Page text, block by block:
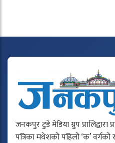
जनकपुर टुडे मेडिया ग्रुप
पत्रिका मधेशको पहिलो ‘क’ वर्गको